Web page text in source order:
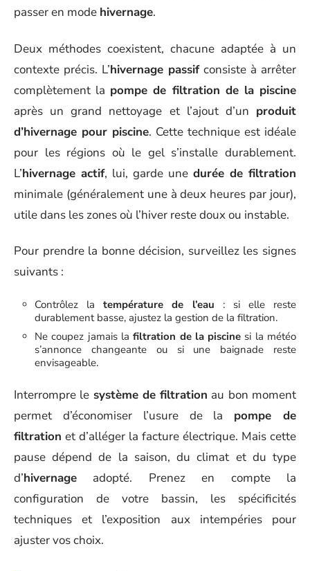
passer en mode hivernage.
Deux méthodes coexistent, chacune adaptée à un
contexte précis. L’hivernage passifconsiste à arrêter
complètement la pompe de filtration de la piscine
après un grand nettoyage et l’ajout d’un produit
d’hivernage pour piscine. Cette technique est idéale
pour les régions où le gel s’installe durablement.
L’hivernage actif, lui, garde une durée de filtration
minimale (généralement une à deux heures par jour),
utile dans les zones où l’hiver reste doux ou instable.
Pour prendre la bonne décision, surveillez les signes
suivants :
Contrôlez latempérature de l’eau : si elle reste
durablement basse, ajustez la gestion de la filtration.
Ne coupez jamais lafiltration de la piscine si la météo
s’annonce changeante ou si une baignade reste
envisageable.
Interrompre le système de filtration au bon moment
permet d’économiser l’usure de la pompe de
filtration et d’alléger la facture électrique. Mais cette
pause dépend de la saison, du climat et du type
d’hivernage adopté. Prenez en compte la
configuration de votre bassin, les spécificités
techniques et l’exposition aux intempéries pour
ajuster vos choix.